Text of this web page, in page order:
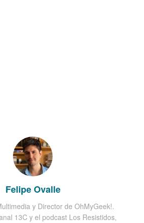
Felipe Ovalle
y Director de OhMyGeek!.
13C y el podcast Los Resistidos,